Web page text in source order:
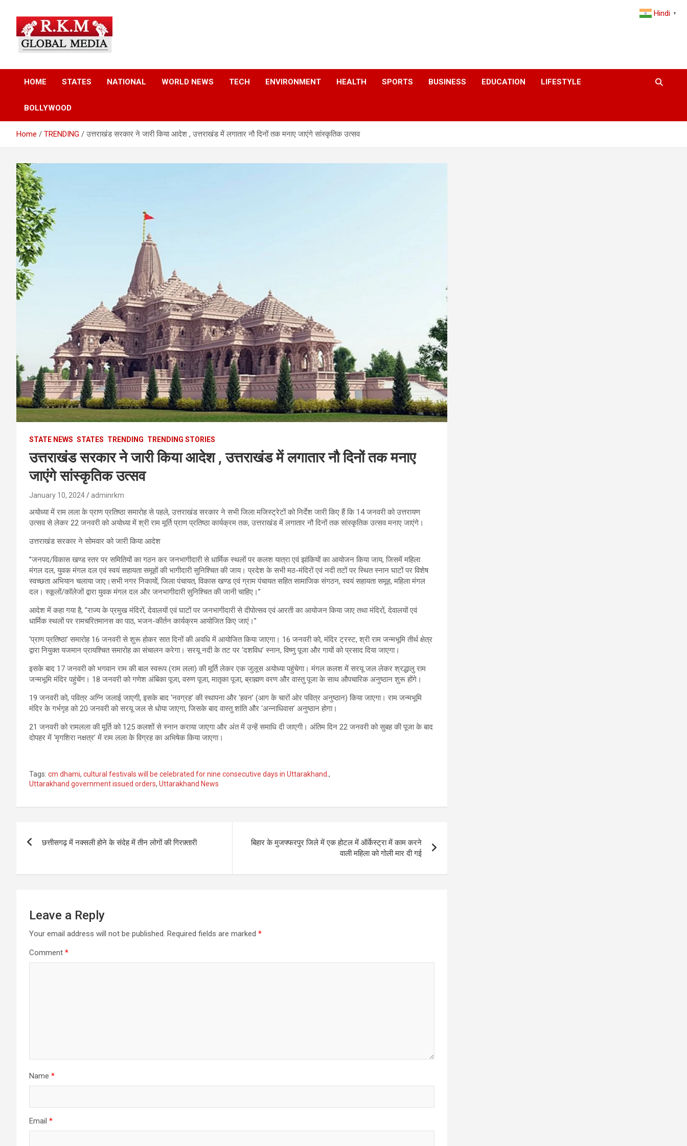
content
Latest Hindi News &
Global Media
and the World
HOME
STATES NATIONAL WORLD NEWS TECH ENVIRONMENT HEALTH SPORTS BUSINESS EDUCATION LIFESTYLE
BOLLYWOOD
Home TRENDING उत्तराखंड सरकार ने जारी किया आदेश , उत्तराखंड में लगातार नौ दिनों तक मनाए जाएंगे सांस्कृतिक उत्सव
STATE NEWS STATES TRENDING TRENDING STORIES
उत्तराखंड सरकार ने जारी किया आदेश , उत्तराखंड में लगातार नौ दिनों तक मनाए
जाएंगे सांस्कृतिक उत्सव
January 10, 2024 adminrkm
अयोध्या में राम लला के प्राण प्रतिष्ठा समारोह से पहले, उत्तराखंड सरकार ने सभी जिला मजिस्ट्रेटों को निर्देश जारी किए हैं कि 14 जनवरी को उत्तरायण
उत्सव से लेकर 22 जनवरी को अयोध्या में श्री राम मूर्ति प्राण प्रतिष्ठा कार्यक्रम तक, उत्तराखंड में लगातार नौ दिनों तक सांस्कृतिक उत्सव मनाए जाएंगे।
उत्तराखंड सरकार ने सोमवार को जारी किया आदेश
”जनपद/विकास खण्ड स्तर पर समितियों का गठन कर जनभागीदारी से धार्मिक स्थलों पर कलश यात्रा एवं झांकियों का आयोजन किया जाय, जिसमें महिला
मंगल दल, युवक मंगल दल एवं स्वयं सहायता समूहों की भागीदारी सुनिश्चित की जाय। प्रदेश के सभी मठ-मंदिरों एवं नदी तटों पर स्थित स्नान घाटों पर विशेष
स्वच्छता अभियान चलाया जाए।सभी नगर निकायों, जिला पंचायत, विकास खण्ड एवं ग्राम पंचायत सहित सामाजिक संगठन, स्वयं सहायता समूह, महिला मंगल
दल। स्कूलों/कॉलेजों द्वारा युवक मंगल दल और जनभागीदारी सुनिश्चित की जानी चाहिए।”
आदेश में कहा गया है, ”राज्य के प्रमुख मंदिरों, देवालयों एवं घाटों पर जनभागीदारी से दीपोत्सव एवं आरती का आयोजन किया जाए तथा मंदिरों, देवालयों एवं
धार्मिक स्थलों पर रामचरितमानस का पाठ, भजन-कीर्तन कार्यक्रम आयोजित किए जाएं।”
‘प्राण प्रतिष्ठा’ समारोह 16 जनवरी से शुरू होकर सात दिनों की अवधि में आयोजित किया जाएगा। 16 जनवरी को, मंदिर ट्रस्ट, श्री राम जन्मभूमि तीर्थ क्षेत्र
द्वारा नियुक्त यजमान प्रायश्चित समारोह का संचालन करेगा। सरयू नदी के तट पर ‘दशविध’ स्नान, विष्णु पूजा और गायों को प्रसाद दिया जाएगा।
इसके बाद 17 जनवरी को भगवान राम की बाल स्वरूप (राम लला) की मूर्ति लेकर एक जुलूस अयोध्या पहुंचेगा। मंगल कलश में सरयू जल लेकर श्रद्धालु राम
जन्मभूमि मंदिर पहुंचेंग। 18 जनवरी को गणेश अंबिका पूजा, वरुण पूजा, मातृका पूजा, ब्राह्मण वरण और वास्तु पूजा के साथ औपचारिक अनुष्ठान शुरू होंगे।
19 जनवरी को, पवित्र अग्नि जलाई जाएगी, इसके बाद ‘नवग्रह’ की स्थापना और ‘हवन’ (आग के चारों ओर पवित्र अनुष्ठान) किया जाएगा। राम जन्मभूमि
मंदिर के गर्भगृह को 20 जनवरी को सरयू जल से धोया जाएगा, जिसके बाद वास्तु शांति और ‘अन्नाधिवास’ अनुष्ठान होगा।
21 जनवरी को रामलला की मूर्ति को 125 कलशों से स्नान कराया जाएगा और अंत में उन्हें समाधि दी जाएगी। अंतिम दिन 22 जनवरी को सुबह की पूजा के बाद
दोपहर में ‘मृगशिरा नक्षत्र’ में राम लला के विग्रह का अभिषेक किया जाएगा।
Tags: cm dhami, cultural festivals will be celebrated for nine consecutive days in Uttarakhand. ,
Uttarakhand government issued orders, Uttarakhand News
navigation
छत्तीसगढ़ में नक्सली होने के संदेह में तीन लोगों की गिरफ़्तारी
बिहार के मुजफ्फरपुर जिले में एक होटल में ऑर्केस्ट्रा में काम करने
वाली महिला को गोली मार दी गई
Leave a Reply
Your email address will not be published. Required fields are marked *
Comment *
Name *
Email *
Hindi ▼